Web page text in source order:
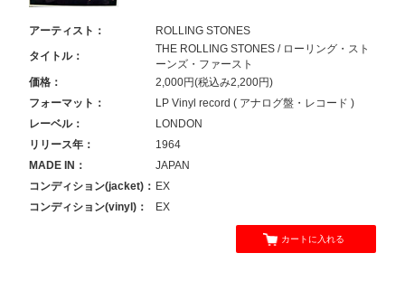
アーティスト：
ROLLING STONES
タイトル：
THE ROLLING STONES / ローリング・スト
ーンズ・ファースト
価格：
2,000円(税込み2,200円)
フォーマット：
LP Vinyl record ( アナログ盤・レコード )
レーベル：
LONDON
リリース年：
1964
MADE IN：
JAPAN
コンディション(jacket)： EX
コンディション(vinyl)：
EX
カートに入れる